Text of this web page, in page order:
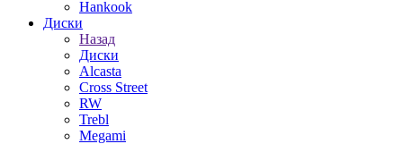
Hankook
Диски
Назад
Диски
Alcasta
Cross Street
RW
Trebl
Megami